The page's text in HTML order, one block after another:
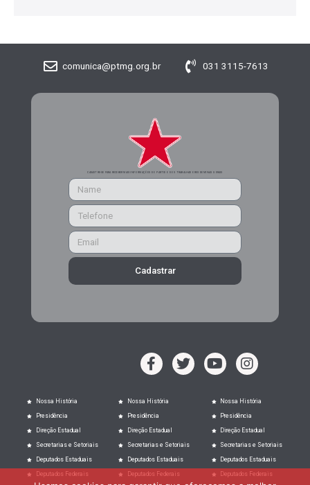
comunica@ptmg.org.br 031 3115-7613
CADASTRE-SE PARA RECEBER MAIS INFORMAÇÕES DO PARTIDO DOS TRABALHADORES DE MINAS GERAIS
Cadastrar
Nossa História
Presidência
Direção Estadual
Secretarias e Setoriais
Deputados Estaduais
Deputados Federais
Nossa História
Presidência
Direção Estadual
Secretarias e Setoriais
Deputados Estaduais
Deputados Federais
Nossa História
Presidência
Direção Estadual
Secretarias e Setoriais
Deputados Estaduais
Deputados Federais